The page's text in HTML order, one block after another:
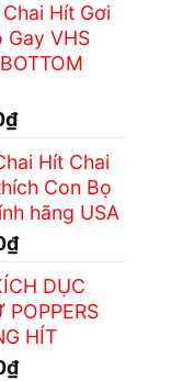
Hít Gơi
Gay VHS
₫
Hít Chai
Con Bọ
hãng USA
₫
DỤC
POPPERS
HÍT
₫